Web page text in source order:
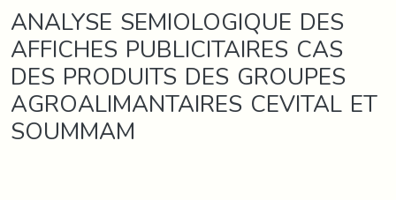
ANALYSE SEMIOLOGIQUE DES
AFFICHES PUBLICITAIRES CAS
DES PRODUITS DES GROUPES
AGROALIMANTAIRES CEVITAL ET
SOUMMAM